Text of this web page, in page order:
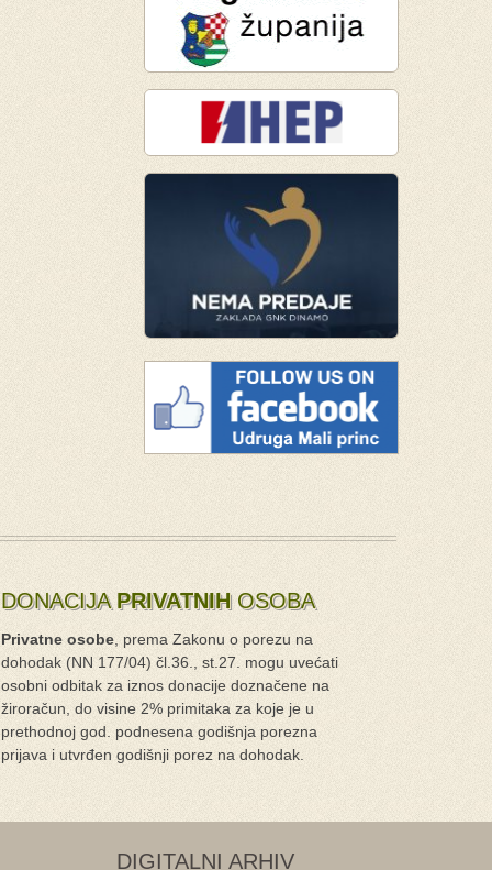
DONACIJA PRIVATNIH OSOBA
Privatne osobe , prema Zakonu o porezu na
dohodak (NN 177/04) čl.36., st.27. mogu uvećati
osobni odbitak za iznos donacije doznačene na
žiroračun, do visine 2% primitaka za koje je u
prethodnoj god. podnesena godišnja porezna
prijava i utvrđen godišnji porez na dohodak.
DIGITALNI ARHIV